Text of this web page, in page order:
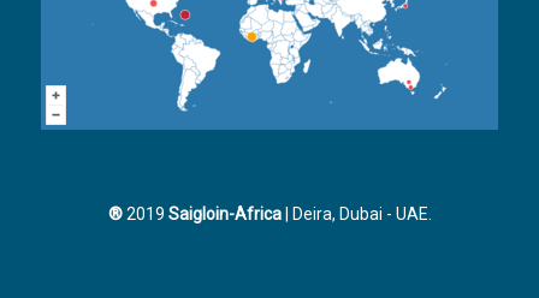
®2019 Saigloin-Africa| Deira, Dubai - UAE.